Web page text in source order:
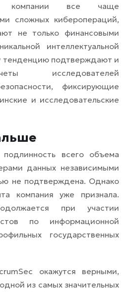
компании все чаще
сложных киберопераций,
не только финансовыми
интеллектуальной
тенденцию подтверждают и
исследователей
фиксирующие
и исследовательские
всего объема
данных независимыми
не подтверждена. Однако
компания уже признала.
при участии
по информационной
государственных
окажутся верными,
из самых значительных